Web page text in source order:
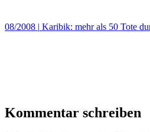
08/2008 | Karibik: mehr als 50 Tote
Kommentar schreiben